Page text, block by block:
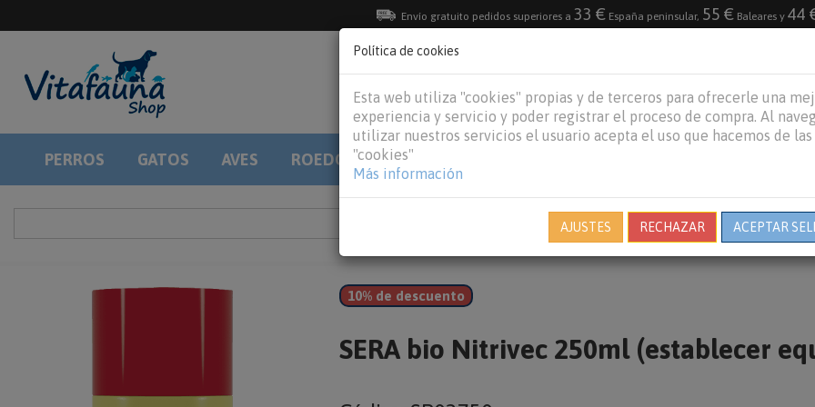
Envío gratuito pedidos superiores a 33 € España peninsular, 55 € Baleares y 44
DESTACADO
VACACIONES DE VERANO 2026
PERROS GATOS AVES ROEDORES REPTILES
10% de descuento
SERA bio Nitrivec 250ml (establecer
Política de cookies
Esta web utiliza "cookies" propias y de terceros para ofrecerle una
experiencia y servicio y poder registrar el proceso de compra. Al
utilizar nuestros servicios el usuario acepta el uso que hacemos de las
"cookies"
Más información
AJUSTES RECHAZAR ACEPTAR